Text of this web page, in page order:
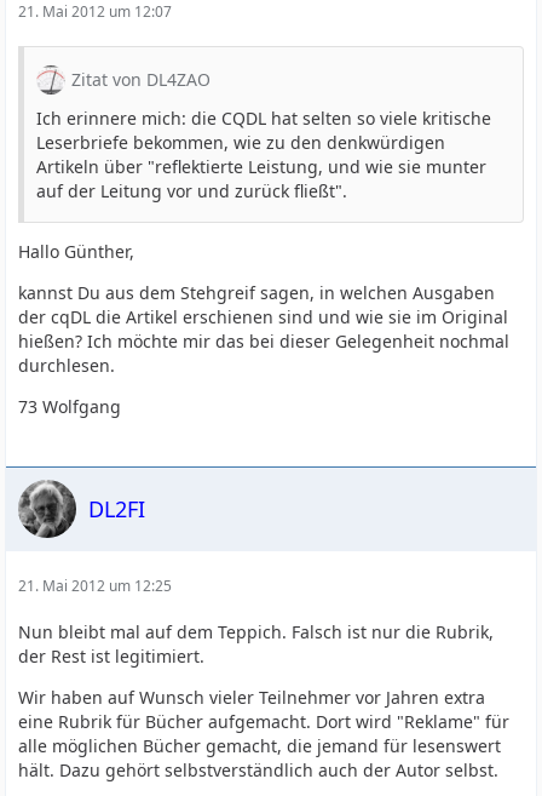
21. Mai 2012 um 12:07
Zitat von DL4ZAO
Ich erinnere mich: die CQDL hat selten so viele kritische
Leserbriefe bekommen, wie zu den denkwürdigen
Artikeln über "reflektierte Leistung, und wie sie munter
auf der Leitung vor und zurück fließt".
Hallo Günther,
kannst Du aus dem Stehgreif sagen, in welchen Ausgaben
der cqDL die Artikel erschienen sind und wie sie im Original
hießen? Ich möchte mir das bei dieser Gelegenheit nochmal
durchlesen.
73 Wolfgang
DL2FI
21. Mai 2012 um 12:25
Nun bleibt mal auf dem Teppich. Falsch ist nur die Rubrik,
der Rest ist legitimiert.
Wir haben auf Wunsch vieler Teilnehmer vor Jahren extra
eine Rubrik für Bücher aufgemacht. Dort wird "Reklame" für
alle möglichen Bücher gemacht, die jemand für lesenswert
hält. Dazu gehört selbstverständlich auch der Autor selbst.